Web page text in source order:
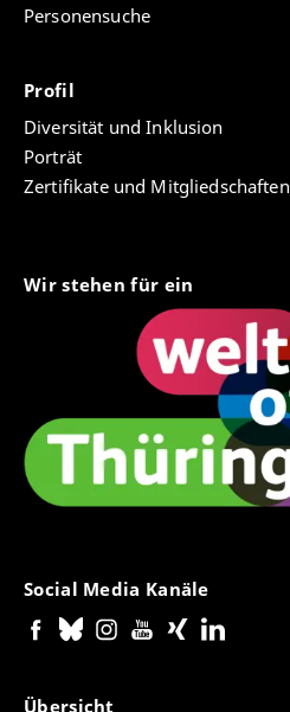
Personensuche
Profil
Diversität und Inklusion
Porträt
Zertifikate und Mitgliedschaften
Wir stehen für ein
Social Media Kanäle
Übersicht